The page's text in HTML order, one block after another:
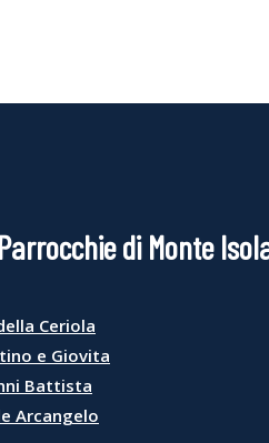
Parrocchie di Monte
Ceriola
e Giovita
Battista
Arcangelo